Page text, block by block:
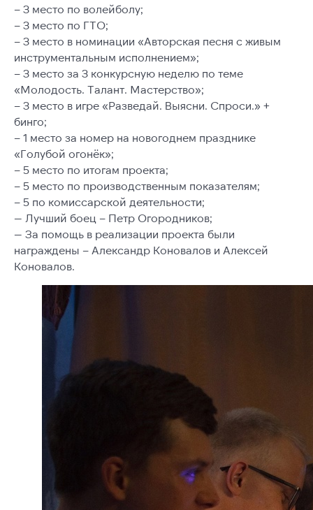
– 3 место по волейболу;
– 3 место по ГТО;
– 3 место в номинации «Авторская песня с живым
инструментальным исполнением»;
– 3 место за 3 конкурсную неделю по теме
«Молодость. Талант. Мастерство»;
– 3 место в игре «Разведай. Выясни. Спроси.» +
бинго;
– 1 место за номер на новогоднем празднике
«Голубой огонёк»;
– 5 место по итогам проекта;
– 5 место по производственным показателям;
– 5 по комиссарской деятельности;
— Лучший боец – Петр Огородников;
— За помощь в реализации проекта были
награждены – Александр Коновалов и Алексей
Коновалов.